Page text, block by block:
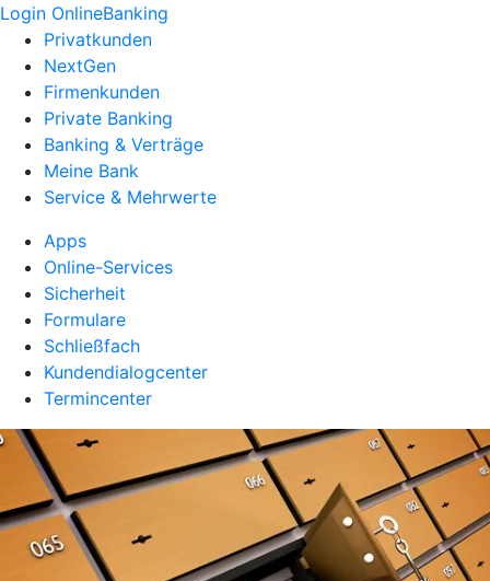
Login OnlineBanking
Privatkunden
NextGen
Firmenkunden
Private Banking
Banking & Verträge
Meine Bank
Service & Mehrwerte
Apps
Online-Services
Sicherheit
Formulare
Schließfach
Kundendialogcenter
Termincenter